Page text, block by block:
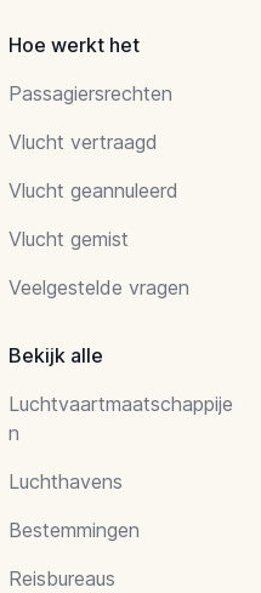
Hoe werkt het
Passagiersrechten
Vlucht vertraagd
Vlucht geannuleerd
Vlucht gemist
Veelgestelde vragen
Bekijk alle
Luchtvaartmaatschappije
n
Luchthavens
Bestemmingen
Reisbureaus